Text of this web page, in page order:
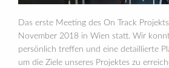
Das erste Meeting des On Track
November 2018 in Wien statt. Wir
persönlich treffen und eine detaillierte
um die Ziele unseres Projektes zu